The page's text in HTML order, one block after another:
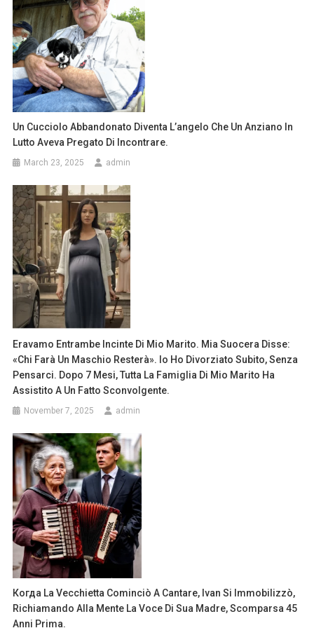
Un Cucciolo Abbandonato Diventa L’angelo Che Un Anziano In
Lutto Aveva Pregato Di Incontrare.
March 23, 2025 admin
Eravamo Entrambe Incinte Di Mio Marito. Mia Suocera Disse:
«Chi Farà Un Maschio Resterà». Io Ho Divorziato Subito, Senza
Pensarci. Dopo 7 Mesi, Tutta La Famiglia Di Mio Marito Ha
Assistito A Un Fatto Sconvolgente.
November 7, 2025 admin
Когда La Vecchietta Cominciò A Cantare, Ivan Si Immobilizzò,
Richiamando Alla Mente La Voce Di Sua Madre, Scomparsa 45
Anni Prima.